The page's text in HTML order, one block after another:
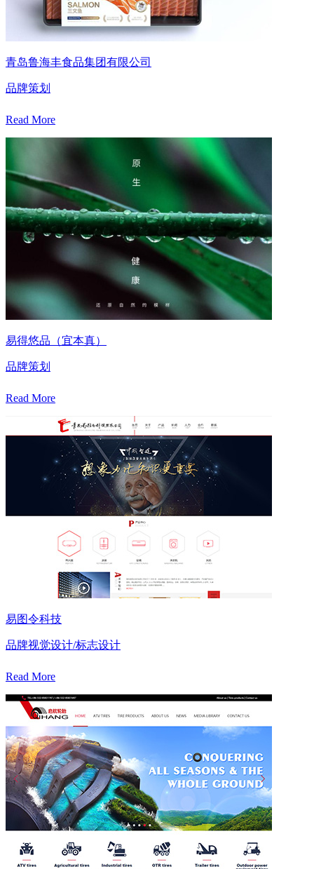
青岛鲁海丰食品集团有限公司
品牌策划
Read More
易得悠品（宜本真）
品牌策划
Read More
易图令科技
品牌视觉设计/标志设计
Read More